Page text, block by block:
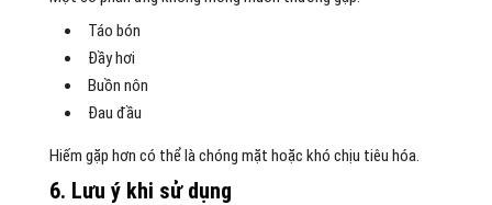
Táo bón
Đầy hơi
Buồn nôn
Đau đầu
Hiếm gặp hơn có thể là chóng mặt hoặc khó chịu tiêu hóa.
6. Lưu ý khi sử dụng